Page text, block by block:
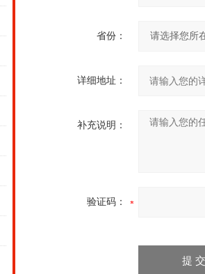
省份：
详细地址：
补充说明：
验证码：